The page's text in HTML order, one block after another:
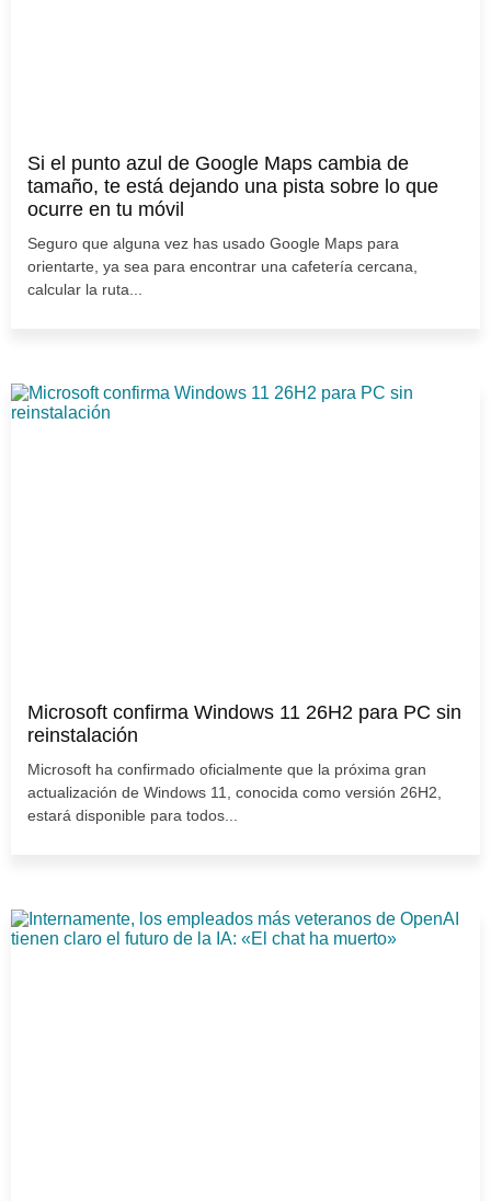
Si el punto azul de Google Maps cambia de
tamaño, te está dejando una pista sobre lo que
ocurre en tu móvil
Seguro que alguna vez has usado Google Maps para
orientarte, ya sea para encontrar una cafetería cercana,
calcular la ruta...
Microsoft confirma Windows 11 26H2 para PC sin
reinstalación
Microsoft ha confirmado oficialmente que la próxima gran
actualización de Windows 11, conocida como versión 26H2,
estará disponible para todos...